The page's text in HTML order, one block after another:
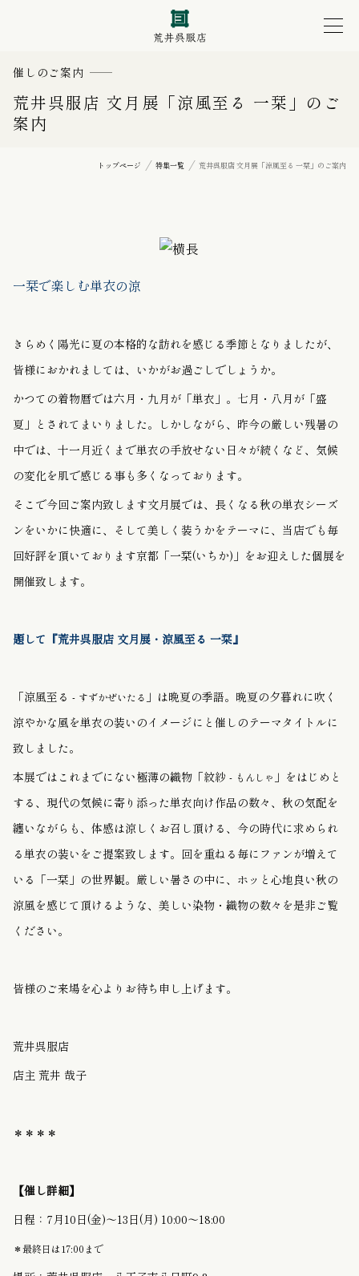
催しのご案内
荒井呉服店 文月展「涼風至る 一栞」のご
案内
トップページ 特集一覧 荒井呉服店 文月展「涼風至る 一栞」のご案内
一栞で楽しむ単衣の涼
きらめく陽光に夏の本格的な訪れを感じる季節となりましたが、
皆様におかれましては、いかがお過ごしでしょうか。
かつての着物暦では六月・九月が「単衣」。七月・八月が「盛
夏」とされてまいりました。しかしながら、昨今の厳しい残暑の
中では、十一月近くまで単衣の手放せない日々が続くなど、気候
の変化を肌で感じる事も多くなっております。
そこで今回ご案内致します文月展では、長くなる秋の単衣シーズ
ンをいかに快適に、そして美しく装うかをテーマに、当店でも毎
回好評を頂いております京都「一栞(いちか)」をお迎えした個展を
開催致します。
題して『荒井呉服店 文月展・涼風至る 一栞』
「涼風至る - すずかぜいたる 」は晩夏の季語。晩夏の夕暮れに吹く
涼やかな風を単衣の装いのイメージにと催しのテーマタイトルに
致しました。
本展ではこれまでにない極薄の織物「紋紗 - もんしゃ 」をはじめと
する、現代の気候に寄り添った単衣向け作品の数々、秋の気配を
纏いながらも、体感は涼しくお召し頂ける、今の時代に求められ
る単衣の装いをご提案致します。回を重ねる毎にファンが増えて
いる「一栞」の世界観。厳しい暑さの中に、ホッと心地良い秋の
涼風を感じて頂けるような、美しい染物・織物の数々を是非ご覧
ください。
皆様のご来場を心よりお待ち申し上げます。
荒井呉服店
店主 荒井 哉子
＊＊＊＊
【催し詳細】
日程：7月10 日(金)〜13日(月) 10:00〜18:00
＊最終日は17:00まで